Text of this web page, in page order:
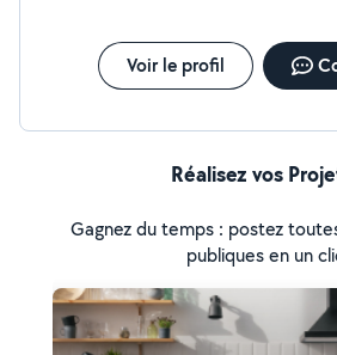
Voir le profil
Réalisez vos
Gagnez du temps : postez
publiques en un